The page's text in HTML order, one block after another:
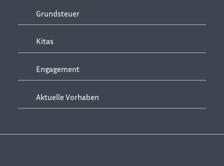
Grundsteuer
Kitas
Engagement
Aktuelle Vorhaben